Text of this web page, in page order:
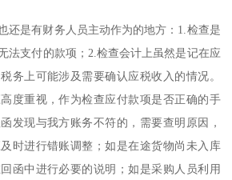
还是有财务人员主动作为的地方：1.检查是
法支付的款项；2.检查会计上虽然是记在应
务上可能涉及需要确认应税收入的情况。
度重视，作为检查应付款项是否正确的手
发现与我方账务不符的，需要查明原因，
时进行错账调整；如是在途货物尚未入库
函中进行必要的说明；如是采购人员利用